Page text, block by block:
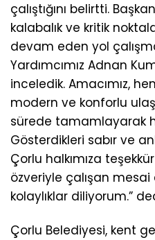
çalıştığını belirtti.
kalabalık ve kritik
devam eden yol
Yardımcımız Adnan
inceledik. Amacımız,
modern ve konforlu
sürede tamamlayarak
Gösterdikleri sabır ve
Çorlu halkımıza
özveriyle çalışan
kolaylıklar diliyorum.”
Çorlu Belediyesi, kent